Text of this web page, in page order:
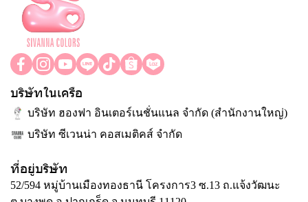
บริษัทในเครือ
บริษัท ฮองฟา อินเตอร์เนชั่นแนล จำกัด (สำนักงานใหญ่)
บริษัท ซีเวนน่า คอสเมติคส์ จำกัด
ที่อยู่บริษัท
52/594 หมู่บ้านเมืองทองธานี โครงการ3 ซ.13 ถ.แจ้งวัฒนะ